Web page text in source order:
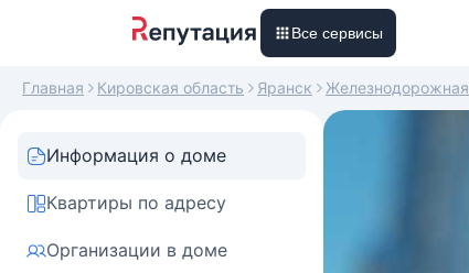
Все сервисы
Главная Кировская область Яранск Железнодорожная
Информация о доме
Квартиры по адресу
Организации в доме